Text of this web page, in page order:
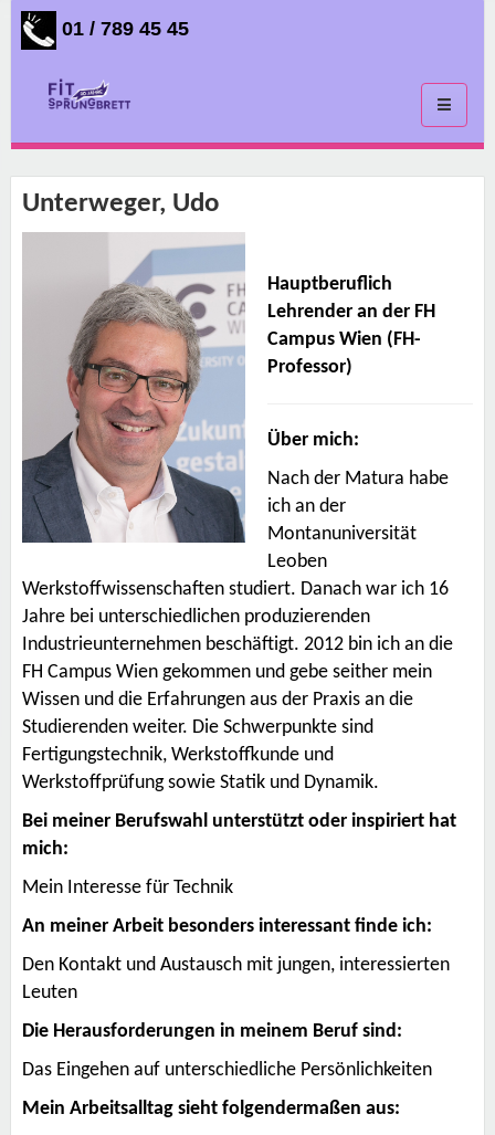
01 / 789 45 45
Toggle
Unterweger, Udo
Hauptberuflich
Lehrender an der FH
Campus Wien (FH-
Professor)
Über mich:
Nach der Matura habe
ich an der
Montanuniversität
Leoben
Werkstoffwissenschaften studiert. Danach war ich 16
Jahre bei unterschiedlichen produzierenden
Industrieunternehmen beschäftigt. 2012 bin ich an die
FH Campus Wien gekommen und gebe seither mein
Wissen und die Erfahrungen aus der Praxis an die
Studierenden weiter. Die Schwerpunkte sind
Fertigungstechnik, Werkstoffkunde und
Werkstoffprüfung sowie Statik und Dynamik.
Bei meiner Berufswahl unterstützt oder inspiriert hat
mich:
Mein Interesse für Technik
An meiner Arbeit besonders interessant finde ich:
Den Kontakt und Austausch mit jungen, interessierten
Leuten
Die Herausforderungen in meinem Beruf sind:
Das Eingehen auf unterschiedliche Persönlichkeiten
Mein Arbeitsalltag sieht folgendermaßen aus: